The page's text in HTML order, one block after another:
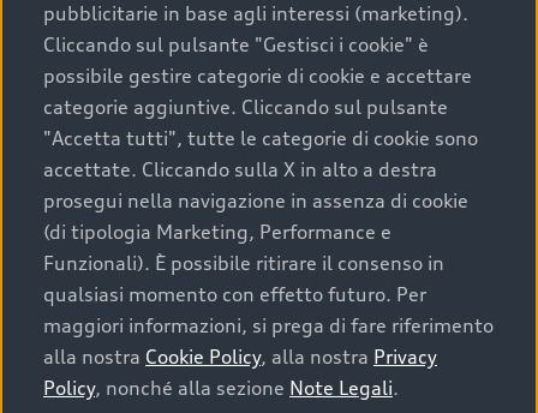
Scegliere un’auto usata è una decisione che coniuga
convenienza, affidabilità e sostenibilità. Per fare un
acquisto sicuro, è essenziale considerare aspetti
determinanti come la garanzia inclusa e l’affidabilità del
marchio. Audi offre l’auto usata perfetta tramite Audi
Prima Scelta :plus
Cosa sapere prima di
acquistare la tua prossima
auto
pubblicitarie in base agli interessi (marketing).
Cliccando sul pulsante "Gestisci i cookie" è
possibile gestire categorie di cookie e accettare
categorie aggiuntive. Cliccando sul pulsante
"Accetta tutti", tutte le categorie di cookie sono
accettate. Cliccando sulla X in alto a destra
prosegui nella navigazione in assenza di cookie
(di tipologia Marketing, Performance e
Funzionali). È possibile ritirare il consenso in
qualsiasi momento con effetto futuro. Per
maggiori informazioni, si prega di fare riferimento
alla nostra Cookie Policy, alla nostra Privacy
Policy, nonché alla sezione Note Legali.